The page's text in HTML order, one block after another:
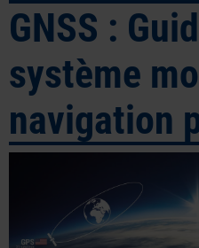
GNSS :
système
navigation